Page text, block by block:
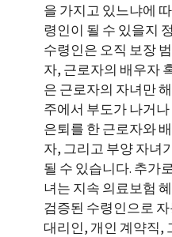
을 가지고 있느냐에
령인이 될 수 있을지
수령인은 오직 보장
자, 근로자의 배우자
은 근로자의 자녀만
주에서 부도가 나거
은퇴를 한 근로자와
자, 그리고 부양 자녀
될 수 있습니다. 추가
녀는 지속 의료보험
검증된 수령인으로
대리인, 개인 계약직,